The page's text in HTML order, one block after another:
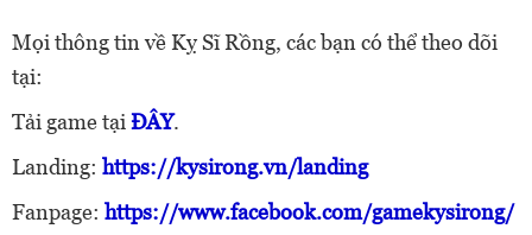
Mọi thông tin về Kỵ Sĩ Rồng, các bạn có thể theo dõi
tại:
Tải game tạiĐÂY.
Landing: https://kysirong.vn/landing
Fanpage: https://www.facebook.com/gamekysirong/